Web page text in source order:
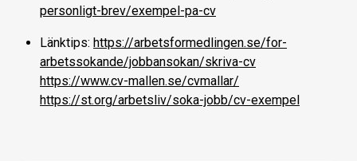
personligt-brev/exempel-pa-cv
Länktips: https://arbetsformedlingen.se/for-
arbetssokande/jobbansokan/skriva-cv
https://www.cv-mallen.se/cvmallar/
https://st.org/arbetsliv/soka-jobb/cv-exempel